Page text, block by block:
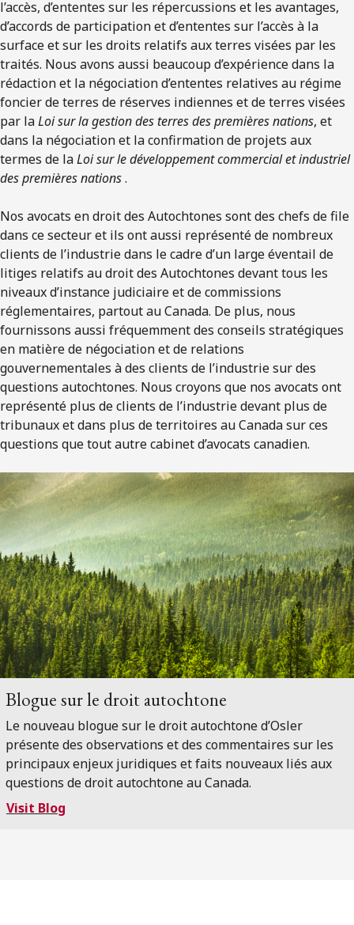
l’accès, d’ententes sur les répercussions et les avantages,
d’accords de participation et d’ententes sur l’accès à la
surface et sur les droits relatifs aux terres visées par les
traités. Nous avons aussi beaucoup d’expérience dans la
rédaction et la négociation d’ententes relatives au régime
foncier de terres de réserves indiennes et de terres visées
par laLoi sur la gestion des terres des premières nations, et
dans la négociation et la confirmation de projets aux
termes de laLoi sur le développement commercial et industriel
des premières nations.
Nos avocats en droit des Autochtones sont des chefs de file
dans ce secteur et ils ont aussi représenté de nombreux
clients de l’industrie dans le cadre d’un large éventail de
litiges relatifs au droit des Autochtones devant tous les
niveaux d’instance judiciaire et de commissions
réglementaires, partout au Canada. De plus, nous
fournissons aussi fréquemment des conseils stratégiques
en matière de négociation et de relations
gouvernementales à des clients de l’industrie sur des
questions autochtones. Nous croyons que nos avocats ont
représenté plus de clients de l’industrie devant plus de
tribunaux et dans plus de territoires au Canada sur ces
questions que tout autre cabinet d’avocats canadien.
Blogue sur le droit autochtone
Le nouveau blogue sur le droit autochtone d’Osler
présente des observations et des commentaires sur les
principaux enjeux juridiques et faits nouveaux liés aux
questions de droit autochtone au Canada.
Visit Blog